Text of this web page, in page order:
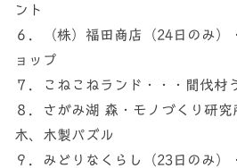
ント
６．（株）福田商店（24日のみ）
ョップ
７．こねこねランド・・・間伐材
８．さがみ湖 森・モノづくり研
木、木製パズル
９．みどりなくらし（23日のみ）